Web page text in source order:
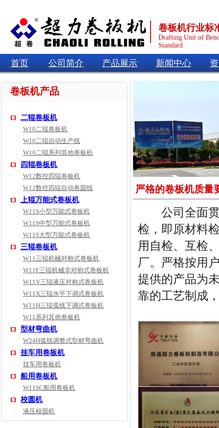
卷板机行业标
Drafting Unit of
Standard
首页 公司简介 产品展示 新闻中心
卷板机产品
二辊卷板机
W10二辊卷板机
W10二辊自动生产线
W10二辊系列其他卷板机
四辊卷板机
W12数控四辊卷板机
W12数控四辊自动卷圆线
上辊万能式卷板机
W11S小型万能式卷板机
W11S中型万能式卷板机
W11S大型万能式卷板机
三辊卷板机
W11三辊机械对称式卷板机
W11F三辊机械非对称式卷板机
W11Y三辊液压对称式卷板机
W11X三辊水平下调式卷板机
W11H三辊弧线下调式卷板机
W11系列其他卷板机
型材弯曲机
W24H弧线调整式型材弯曲机
挂车用卷板机
挂车用卷板机
船用卷板机
W11SC船用卷板机
校圆机
液压校圆机
严格的卷板机质量
公司全面贯
检，即原材料
用自检、互检
厂。严格按用
提供的产品为
靠的工艺制成